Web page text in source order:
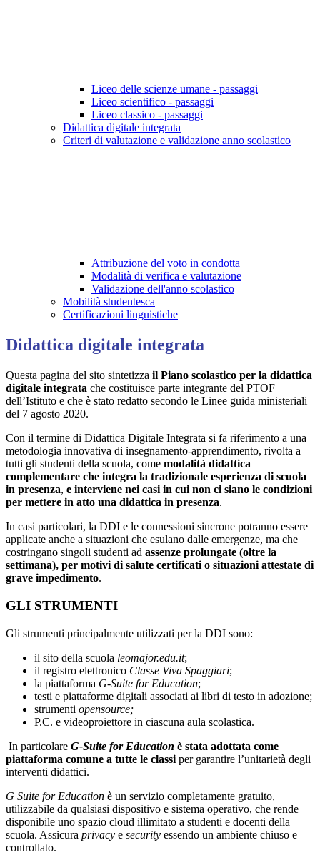
Liceo delle scienze umane - passaggi
Liceo scientifico - passaggi
Liceo classico - passaggi
Didattica digitale integrata
Criteri di valutazione e validazione anno scolastico
Attribuzione del voto in condotta
Modalità di verifica e valutazione
Validazione dell'anno scolastico
Mobilità studentesca
Certificazioni linguistiche
Didattica digitale integrata
Questa pagina del sito sintetizza il Piano scolastico per la didattica
digitale integrata che costituisce parte integrante del PTOF
dell’Istituto e che è stato redatto secondo le Linee guida ministeriali
del 7 agosto 2020.
Con il termine di Didattica Digitale Integrata si fa riferimento a una
metodologia innovativa di insegnamento-apprendimento, rivolta a
tutti gli studenti della scuola, come modalità didattica
complementare che integra la tradizionale esperienza di scuola
in presenza, e interviene nei casi in cui non ci siano le condizioni
per mettere in atto una didattica in presenza.
In casi particolari, la DDI e le connessioni sincrone potranno essere
applicate anche a situazioni che esulano dalle emergenze, ma che
costringano singoli studenti ad assenze prolungate (oltre la
settimana), per motivi di salute certificati o situazioni attestate di
grave impedimento.
GLI STRUMENTI
Gli strumenti principalmente utilizzati per la DDI sono:
il sito della scuola leomajor.edu.it;
il registro elettronico Classe Viva Spaggiari;
la piattaforma G-Suite for Education;
testi e piattaforme digitali associati ai libri di testo in adozione;
strumenti opensource;
P.C. e videoproiettore in ciascuna aula scolastica.
In particolare G-Suite for Education è stata adottata come
piattaforma comune a tutte le classi per garantire l’unitarietà degli
interventi didattici.
G Suite for Education è un servizio completamente gratuito,
utilizzabile da qualsiasi dispositivo e sistema operativo, che rende
disponibile uno spazio cloud illimitato a studenti e docenti della
scuola. Assicura privacy e security essendo un ambiente chiuso e
controllato.